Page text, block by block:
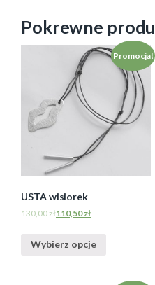
Pokrewne
Promocja!
USTA wisiorek
130,00zł110,50zł
Wybierz opcje